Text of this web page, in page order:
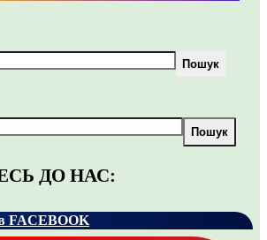
Пошук
Пошук
ДО НАС:
FACEBOOK